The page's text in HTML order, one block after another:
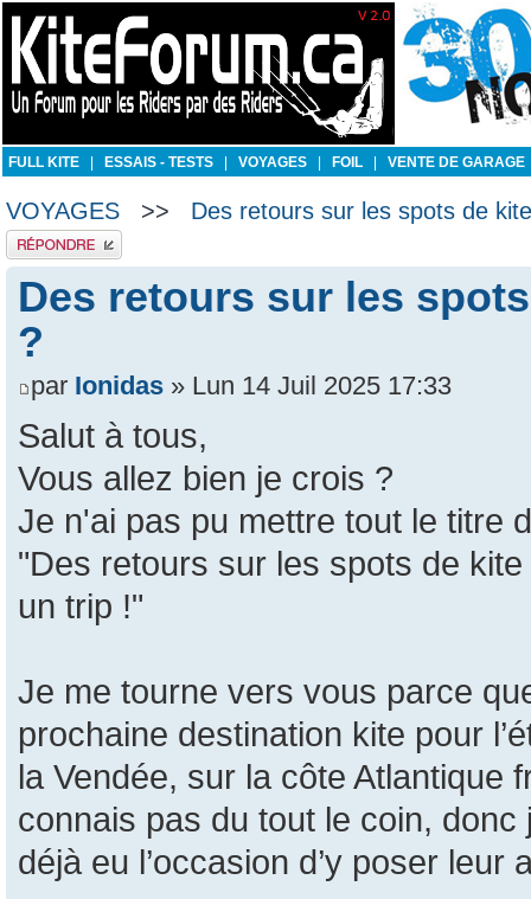
FULL KITE ESSAIS - TESTS VOYAGES FOIL VENTE DE GARAGE
VOYAGES >> Des retours sur les spots de
Publier une réponse
Des retours sur les
?
par Ionidas » Lun 14 Juil 2025 17:33
Salut à tous,
Vous allez bien je crois ?
Je n'ai pas pu mettre tout le titre
"Des retours sur les spots de
un trip !"
Je me tourne vers vous parce
prochaine destination kite pour
la Vendée, sur la côte Atlantique
connais pas du tout le coin,
déjà eu l’occasion d’y poser leur